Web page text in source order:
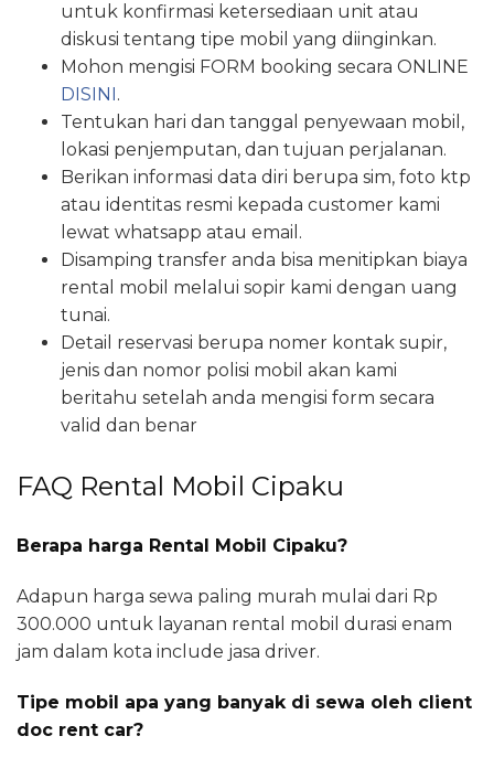
untuk konfirmasi ketersediaan unit atau
diskusi tentang tipe mobil yang diinginkan.
Mohon mengisi FORM booking secara ONLINE
DISINI .
Tentukan hari dan tanggal penyewaan mobil,
lokasi penjemputan, dan tujuan perjalanan.
Berikan informasi data diri berupa sim, foto ktp
atau identitas resmi kepada customer kami
lewat whatsapp atau email.
Disamping transfer anda bisa menitipkan biaya
rental mobil melalui sopir kami dengan uang
tunai.
Detail reservasi berupa nomer kontak supir,
jenis dan nomor polisi mobil akan kami
beritahu setelah anda mengisi form secara
valid dan benar
FAQ Rental Mobil Cipaku
Berapa harga Rental Mobil Cipaku?
Adapun harga sewa paling murah mulai dari Rp
300.000 untuk layanan rental mobil durasi enam
jam dalam kota include jasa driver.
Tipe mobil apa yang banyak di sewa oleh client
doc rent car?